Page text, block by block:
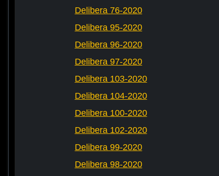
Delibera 76-2020
Delibera 95-2020
Delibera 96-2020
Delibera 97-2020
Delibera 103-2020
Delibera 104-2020
Delibera 100-2020
Delibera 102-2020
Delibera 99-2020
Delibera 98-2020